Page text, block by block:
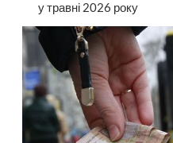
у травні 2026 року